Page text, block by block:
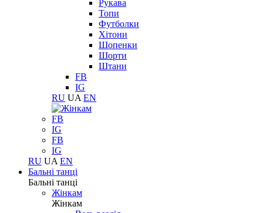
Рукава
Топи
Футболки
Хітони
Шопенки
Шорти
Штани
FB
IG
RU UA EN
FB
IG
FB
IG
RU UA EN
Бальні танці
Бальні танці
Жінкам
Жінкам